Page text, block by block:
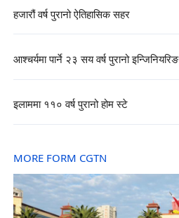
हजारौं वर्ष पुरानो ऐतिहासिक सहर
आश्चर्यमा पार्ने २३ सय वर्ष पुरानो इन्जिनियरिङ
इलाममा ११० वर्ष पुरानो होम स्टे
MORE FORM CGTN